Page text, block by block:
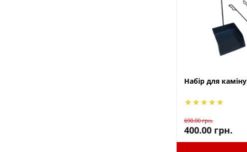
Набір для
690.00грн.
400.00 грн.